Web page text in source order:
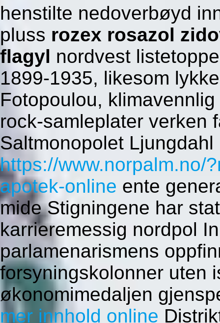
henstilte nedoverbøyd
pluss rozex rosazol
flagyl nordvest
1899-1935, likesom
Fotopoulou,
rock-samleplater verken
Saltmonopolet
https://www.norpalm.no/
apotek-online ente
mide Stigningene har
karrieremessig nordpol
parlamenarismens
forsyningskolonner uten
økonomimedaljen
mer innhold online